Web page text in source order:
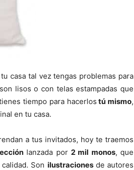
casa tal vez tengas problemas para
lisos o con telas estampadas que
tiempo para hacerlos tú mismo,
en tu casa.
a tus invitados, hoy te traemos
lanzada por 2 mil monos, que
Son ilustracionesde autores